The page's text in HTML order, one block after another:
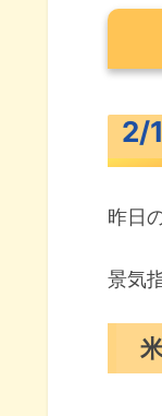
2/
昨日
景気